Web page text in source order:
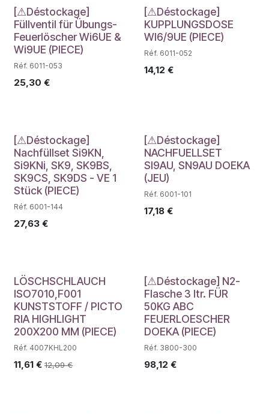
Déstockage
[⚠Déstockage]
Füllventil für Übungs-
Feuerlöscher Wi6UE &
Wi9UE (PIECE)
Réf. 6011-053
25,30 €
Déstockage
[⚠Déstockage]
KUPPLUNGSDOSE
WI6/9UE (PIECE)
Réf. 6011-052
14,12 €
Déstockage
[⚠Déstockage]
Nachfüllset Si9KN,
Si9KNi, SK9, SK9BS,
SK9CS, SK9DS - VE 1
Stück (PIECE)
Réf. 6001-144
27,63 €
Déstockage
[⚠Déstockage]
NACHFUELLSET
SI9AU, SN9AU DOEKA
(JEU)
Réf. 6001-101
17,18€
LÖSCHSCHLAUCH
ISO7010,F001
KUNSTSTOFF / PICTO
RIA HIGHLIGHT
200X200 MM (PIECE)
Réf. 4007KHL200
11,61 € 12,09€
Déstockage
[⚠Déstockage] N2-
Flasche 3 ltr. FÜR
50KG ABC
FEUERLOESCHER
DOEKA (PIECE)
Réf. 3800-300
98,12 €